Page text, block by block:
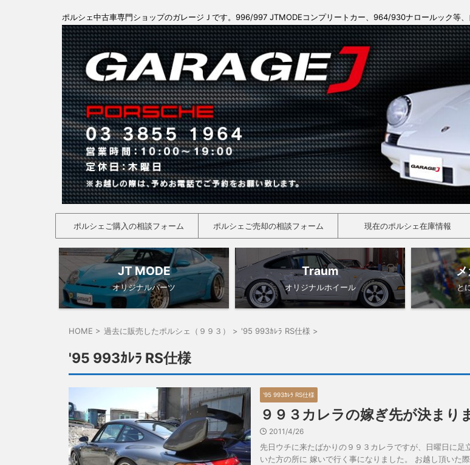
ポルシェ中古車専門ショップのガレージＪです。996/997 JTMODEコンプリートカー、964/930ナロールック等
ポルシェご購入の相談フォーム ポルシェご売却の相談フォーム 現在のポルシェ在庫情報
JT MODE
オリジナルパーツ
Traum
オリジナルホイール
メ
と
HOME > 過去に販売したポルシェ（９９３） > '95 993ｶﾚﾗ RS仕様 >
'95 993ｶﾚﾗ RS仕様
'95 993ｶﾚﾗ RS仕様
９９３カレラの嫁ぎ先が決まり
2011/4/26
先日ウチに来たばかりの９９３カレラですが、日曜日に足
いた方の所に 嫁いで行く事になりました。 お越し頂いた